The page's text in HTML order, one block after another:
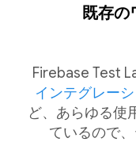
既存の
Firebase Test
インテグレー
ど、あらゆる使
ているので